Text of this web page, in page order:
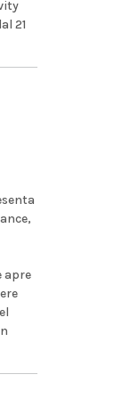
21
apre